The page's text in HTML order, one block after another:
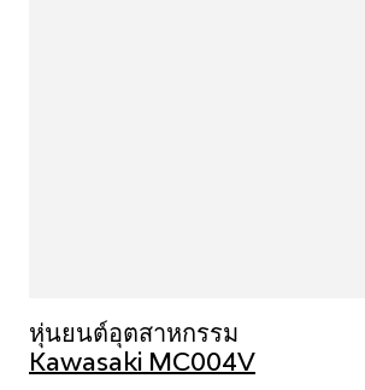
หุ่นยนต์อุตสาหกรรม
Kawasaki MC004V